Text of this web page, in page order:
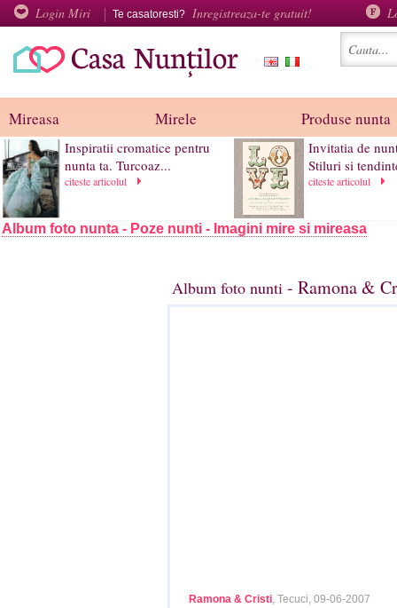
Login Miri Te casatoresti? Inregistreaza-te gratuit!
Mireasa Mirele Produse nunta
Inspiratii cromatice pentru
nunta ta. Turcoaz...
citeste articolul
Invitatia de
Stiluri si
citeste articolul
Album foto nunta - Poze nunti - Imagini mire si mireasa
Album foto nunti - Ramona &
Ramona & Cristi, Tecuci, 09-06-2007